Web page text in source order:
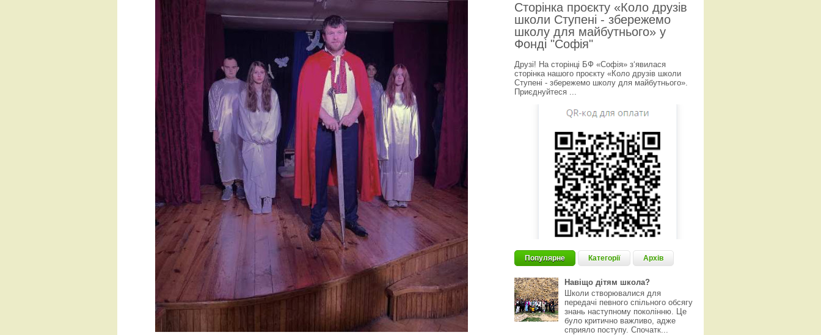
Сторінка проєкту «Коло друзів
школи Ступені - збережемо
школу для майбутнього» у
Фонді "Софія"
Друзі! На сторінці БФ «Софія» з‘явилася
сторінка нашого проєкту «Коло друзів школи
Ступені - збережемо школу для майбутнього».
Приєднуйтеся ...
Популярне Категорії Архів
Навіщо дітям школа?
Школи створювалися для
передачі певного спільного обсягу
знань наступному поколінню. Це
було критично важливо, адже
сприяло поступу. Спочатк...